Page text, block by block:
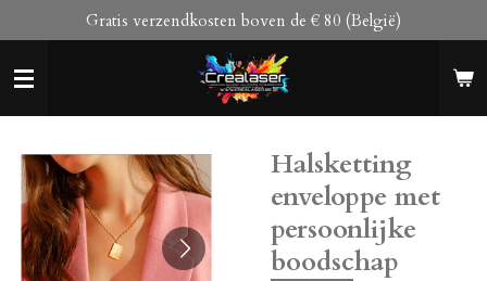
direct
naar
de
hoofdinhoud
Gratis verzendkosten boven de € 80 (België)
Halsketting
enveloppe met
persoonlijke
boodschap